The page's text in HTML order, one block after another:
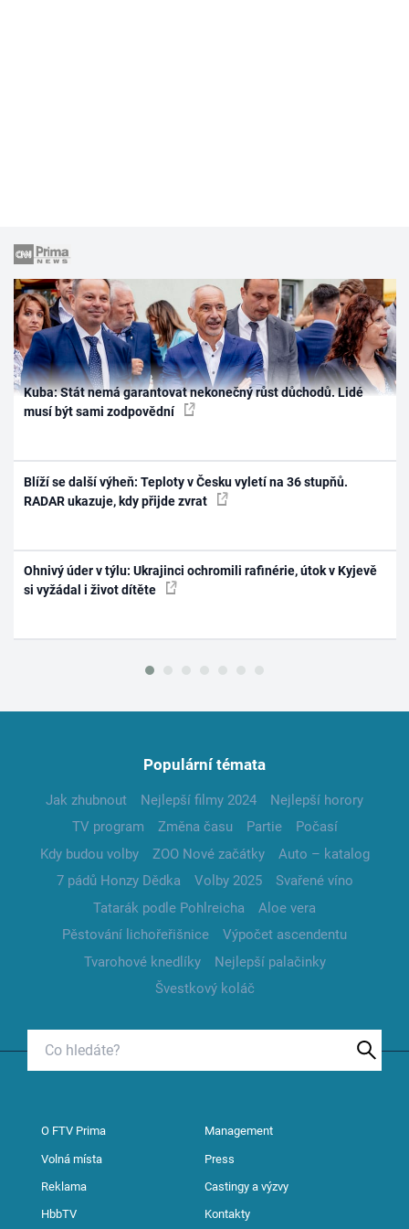
Kuba: Stát nemá garantovat nekonečný růst důchodů. Lidé
musí být sami zodpovědní
Blíží se další výheň: Teploty v Česku vyletí na 36 stupňů.
RADAR ukazuje, kdy přijde zvrat
Ohnivý úder v týlu: Ukrajinci ochromili rafinérie, útok v Kyjevě
si vyžádal i život dítěte
Populární témata
Jak zhubnout Nejlepší filmy 2024
Nejlepší horory
TV program
Změna času Partie
Počasí
Kdy budou volby
ZOO Nové začátky
Auto – katalog
7 pádů Honzy Dědka
Volby 2025
Svařené víno
Tatarák podle Pohlreicha
Aloe vera
Pěstování lichořeřišnice
Výpočet ascendentu
Tvarohové knedlíky
Nejlepší palačinky
Švestkový koláč
O FTV Prima Management
Volná místa Press
Reklama Castingy a výzvy
HbbTV Kontakty